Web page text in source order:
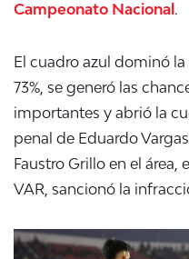
Campeonato Nacional .
El cuadro azul dominó
73%, se generó las
importantes y abrió la
penal de Eduardo
Faustro Grillo en el área,
VAR, sancionó la